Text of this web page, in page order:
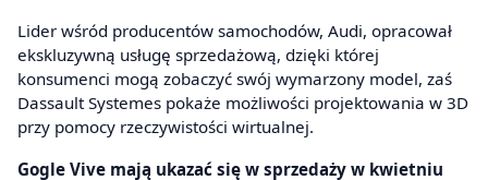
Lider wśród producentów samochodów, Audi, opracował
ekskluzywną usługę sprzedażową, dzięki której
konsumenci mogą zobaczyć swój wymarzony model, zaś
Dassault Systemes pokaże możliwości projektowania w 3D
przy pomocy rzeczywistości wirtualnej.
Gogle Vive mają ukazać się w sprzedaży w kwietniu